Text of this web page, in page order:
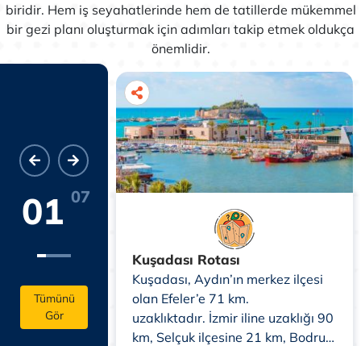
biridir. Hem iş seyahatlerinde hem de tatillerde mükemmel
bir gezi planı oluşturmak için adımları takip etmek oldukça
önemlidir.
01 07
Tümünü
Gör
Denizi,
Menderes
Kuşadası Rotası
Kuşadası, Aydın’ın merkez ilçesi
olan Efeler’e 71 km.
uzaklıktadır. İzmir iline uzaklığı 90
km, Selçuk ilçesine 21 km, Bodrum